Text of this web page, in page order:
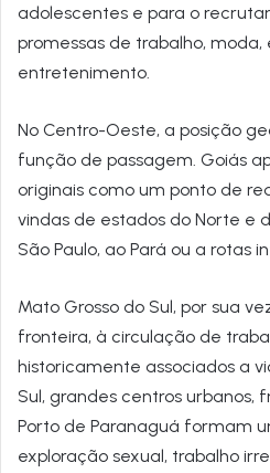
adolescentes e para o
promessas de trabalho, moda,
entretenimento.
No Centro-Oeste, a posição
função de passagem. Goiás
originais como um ponto de
vindas de estados do Norte e
São Paulo, ao Pará ou a rotas
Mato Grosso do Sul, por sua
fronteira, à circulação de
historicamente associados a
Sul, grandes centros urbanos,
Porto de Paranaguá formam
exploração sexual, trabalho